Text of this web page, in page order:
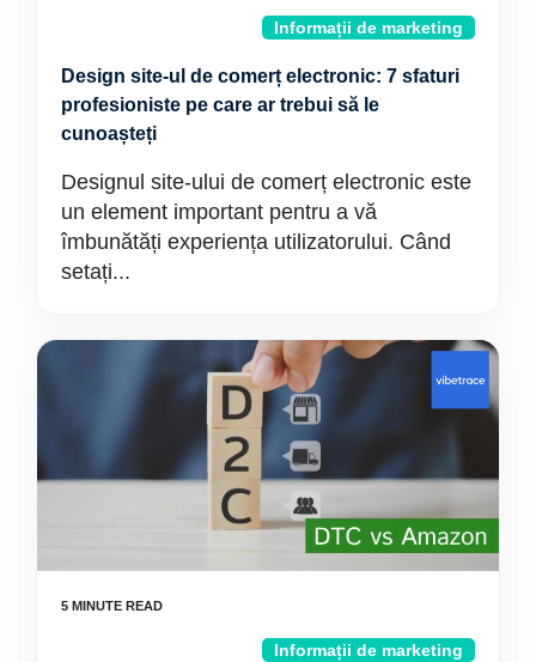
Informații de marketing
Design site-ul de comerț electronic: 7 sfaturi
profesioniste pe care ar trebui să le
cunoașteți
Designul site-ului de comerț electronic este
un element important pentru a vă
îmbunătăți experiența utilizatorului. Când
setați...
Informații de marketing